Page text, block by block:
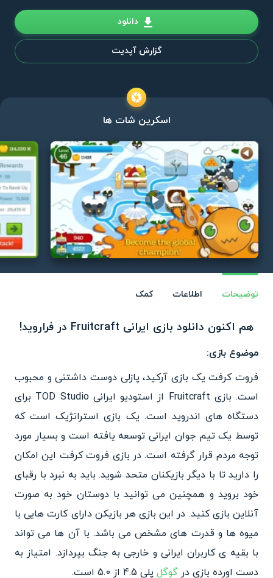
دانلود
گزارش آپدیت
اسکرین شات ها
Play video
توضیحات اطلاعات کمک
هم اکنون دانلود بازی ایرانی Fruitcraft در فراروید!
موضوع بازی:
فروت کرفت یک بازی آرکید، پازلی دوست داشتنی و محبوب
است. بازی Fruitcraft از استودیو ایرانی TOD Studio برای
دستگاه های اندروید است. یک بازی استراتژیک است که
توسط یک تیم جوان ایرانی توسعه یافته است و بسیار مورد
توجه مردم قرار گرفته است. در بازی فروت کرفت این امکان
را دارید تا با دیگر بازیکنان متحد شوید. باید به نبرد با رقبای
خود بروید و همچنین می توانید با دوستان خود به صورت
آنلاین بازی کنید. در این بازی هر بازیکن دارای کارت هایی با
میوه ها و قدرت های مشخص می باشد. با آن ها می تواند
با بقیه ی کاربران ایرانی و خارجی به جنگ بپردازد. امتیاز به
دست اورده بازی در گوگل پلی 4.5 از 5.0 است.